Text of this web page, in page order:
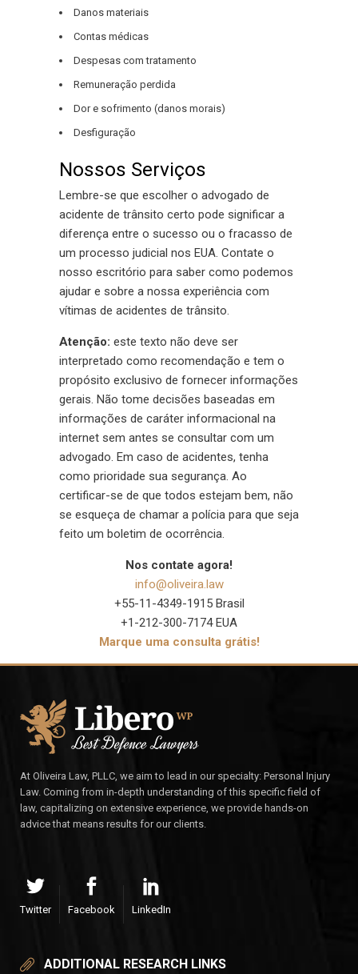
Danos materiais
Contas médicas
Despesas com tratamento
Remuneração perdida
Dor e sofrimento (danos morais)
Desfiguração
Nossos Serviços
Lembre-se que escolher o advogado de
acidente de trânsito certo pode significar a
diferença entre o sucesso ou o fracasso de
um processo judicial nos EUA. Contate o
nosso escritório para saber como podemos
ajudar e sobre a nossa experiência com
vítimas de acidentes de trânsito.
Atenção: este texto não deve ser
interpretado como recomendação e tem o
propósito exclusivo de fornecer informações
gerais. Não tome decisões baseadas em
informações de caráter informacional na
internet sem antes se consultar com um
advogado. Em caso de acidentes, tenha
como prioridade sua segurança. Ao
certificar-se de que todos estejam bem, não
se esqueça de chamar a polícia para que seja
feito um boletim de ocorrência.
Nos contate agora!
info@oliveira.law
+55-11-4349-1915 Brasil
+1-212-300-7174 EUA
Marque uma consulta grátis!
At Oliveira Law, PLLC, we aim to lead in our specialty: Personal Injury
Law. Coming from in-depth understanding of this specific field of
law, capitalizing on extensive experience, we provide hands-on
advice that means results for our clients.
Twitter Facebook LinkedIn
ADDITIONAL RESEARCH LINKS